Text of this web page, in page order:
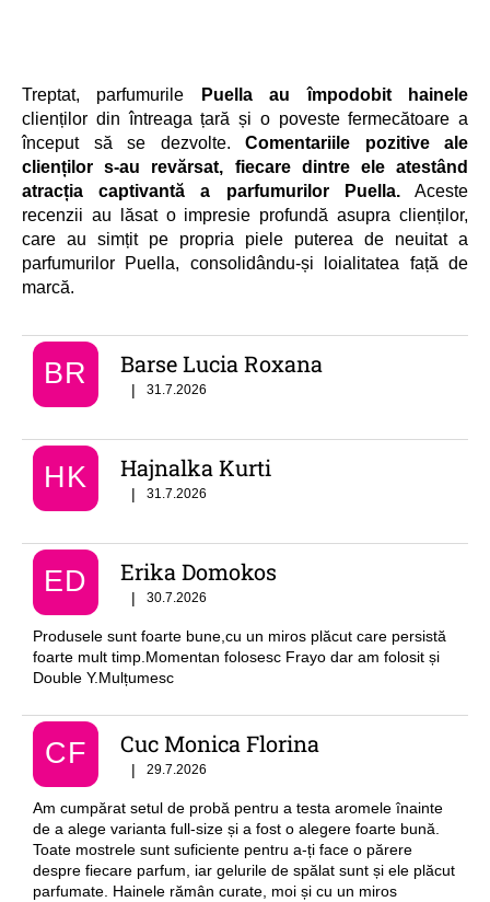
Treptat, parfumurile
Puella au împodobit hainele
clienților din întreaga țară și o poveste fermecătoare a
început să se dezvolte. Comentariile pozitive ale
clienților s-au revărsat, fiecare dintre ele atestând
atracția captivantă a parfumurilor Puella.Aceste
recenzii au lăsat o impresie profundă asupra clienților,
care au simțit pe propria piele puterea de neuitat a
parfumurilor Puella, consolidându-și loialitatea față de
marcă.
BR Barse Lucia Roxana
Ratingul magazinului este 5 din 5 stele.
| 31.7.2026
HK Hajnalka Kurti
Ratingul magazinului este 5 din 5 stele.
| 31.7.2026
ED Erika Domokos
Ratingul magazinului este 5 din 5 stele.
| 30.7.2026
Produsele sunt foarte bune,cu un miros plăcut care persistă
foarte mult timp.Momentan folosesc Frayo dar am folosit și
Double Y.Mulțumesc
CF Cuc Monica Florina
Ratingul magazinului este 5 din 5 stele.
| 29.7.2026
Am cumpărat setul de probă pentru a testa aromele înainte
de a alege varianta full-size și a fost o alegere foarte bună.
Toate mostrele sunt suficiente pentru a-ți face o părere
despre fiecare parfum, iar gelurile de spălat sunt și ele plăcut
parfumate. Hainele rămân curate, moi și cu un miros